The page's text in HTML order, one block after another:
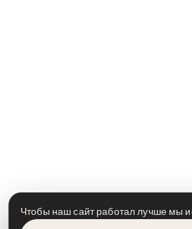
Чтобы наш сайт работал лучше мы